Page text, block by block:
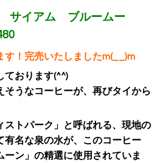
サイアム ブルームー
！完売いたしましたm(__)m
ております(^^)
そうなコーヒーが、再びタイから
ストパーク」と呼ばれる、現地の
有名な泉の水が、このコーヒー
ン」の精選に使用されていま